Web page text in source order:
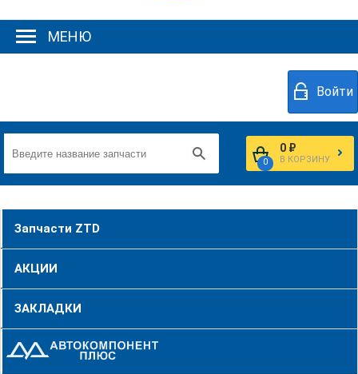
МЕНЮ
Войти
0
0 ₽
В КОРЗИНУ
Запчасти ZTD
АКЦИИ
ЗАКЛАДКИ